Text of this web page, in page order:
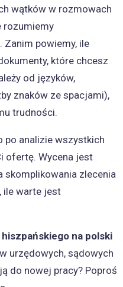
wątków w rozmowach
rozumiemy
powiemy, ile
które chcesz
od języków,
znaków ze spacjami),
trudności.
po analizie wszystkich
ofertę. Wycena jest
skomplikowania zlecenia
ile warte jest
na polski
urzędowych, sądowych
do nowej pracy? Poproś